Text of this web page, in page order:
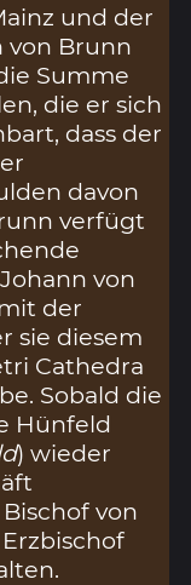
und der
von Brunn
Summe
die er sich
dass der
davon
verfügt
von
der
sie diesem
Cathedra
Sobald die
Hünfeld
) wieder
von